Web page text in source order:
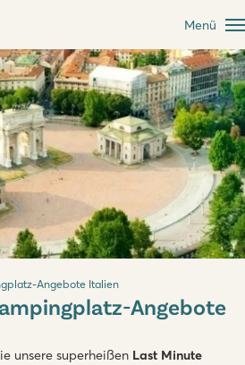
Menü
Angebote Italien
Angebote
unsere superheißen Last Minute